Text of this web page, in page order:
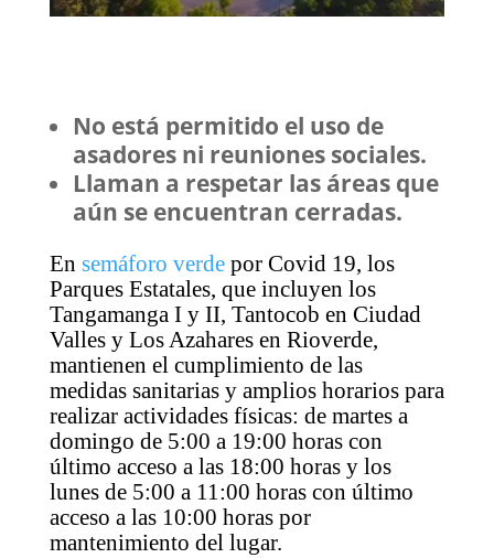
No está permitido el uso de
asadores ni reuniones sociales.
Llaman a respetar las áreas que
aún se encuentran cerradas.
En semáforo verdepor Covid 19, los
Parques Estatales, que incluyen los
Tangamanga I y II, Tantocob en Ciudad
Valles y Los Azahares en Rioverde,
mantienen el cumplimiento de las
medidas sanitarias y amplios horarios para
realizar actividades físicas: de martes a
domingo de 5:00 a 19:00 horas con
último acceso a las 18:00 horas y los
lunes de 5:00 a 11:00 horas con último
acceso a las 10:00 horas por
mantenimiento del lugar.